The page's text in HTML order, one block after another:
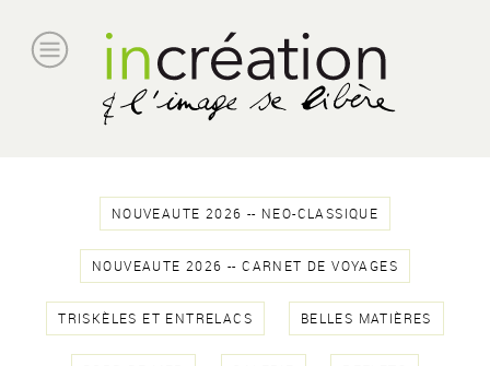
NOUVEAUTE 2026 -- NEO-CLASSIQUE
NOUVEAUTE 2026 -- CARNET DE VOYAGES
TRISKÈLES ET ENTRELACS BELLES MATIÈRES